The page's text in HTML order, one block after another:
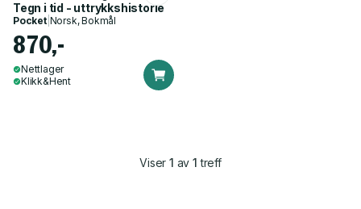
Tegn i tid - uttrykkshistorie
Pocket| Norsk, Bokmål
870,-
Nettlager
Klikk&Hent
Viser1 av 1 treff